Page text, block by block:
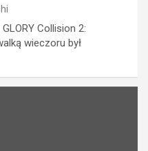
Collision 2:
wieczoru był